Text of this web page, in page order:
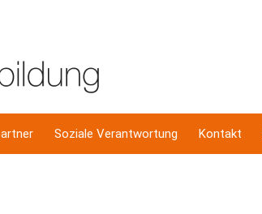
Soziale Verantwortung Kontakt